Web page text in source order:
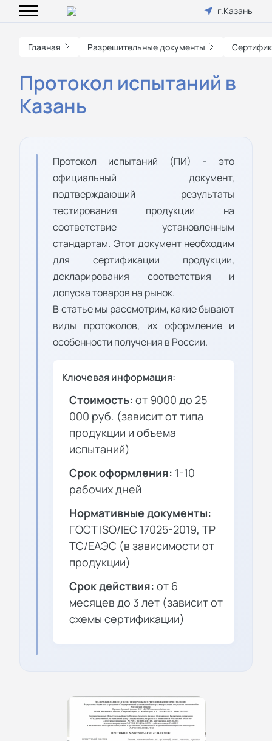
г.Казань
Главная Разрешительные документы
Протокол испытаний в
Казань
Протокол испытаний (ПИ) - это
официальный документ,
подтверждающий результаты
тестирования продукции на
соответствие установленным
стандартам. Этот документ необходим
для сертификации продукции,
декларирования соответствия и
допуска товаров на рынок.
В статье мы рассмотрим, какие бывают
виды протоколов, их оформление и
особенности получения в России.
Ключевая информация:
Стоимость: от 9000 до 25
000 руб. (зависит от типа
продукции и объема
испытаний)
Срок оформления: 1-10
рабочих дней
Нормативные документы:
ГОСТ ISO/IEC 17025-2019, ТР
ТС/ЕАЭС (в зависимости от
продукции)
Срок действия: от 6
месяцев до 3 лет (зависит от
схемы сертификации)